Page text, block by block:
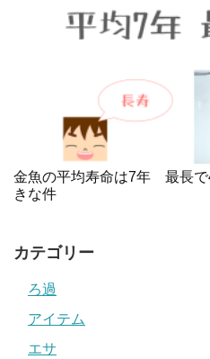
金魚の平均寿命は7年 最長
きな件
カテゴリー
ろ過
アイテム
エサ